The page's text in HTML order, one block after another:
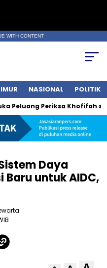
WITH CONTENT
NASIONAL POLITIK
Periksa Khofifah soal
Daya
Baru untuk AIDC,